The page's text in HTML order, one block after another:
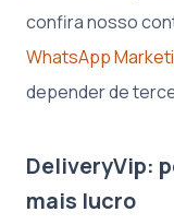
confira nosso
WhatsApp
depender de
DeliveryVip:
mais lucro